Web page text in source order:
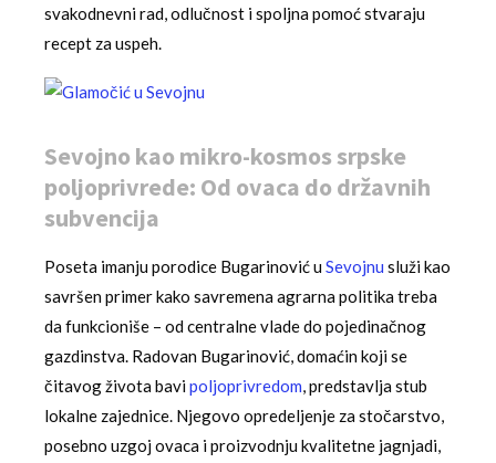
svakodnevni rad, odlučnost i spoljna pomoć stvaraju
recept za uspeh.
Sevojno kao mikro-kosmos srpske
poljoprivrede: Od ovaca do državnih
subvencija
Poseta imanju porodice Bugarinović uSevojnu služi kao
savršen primer kako savremena agrarna politika treba
da funkcioniše – od centralne vlade do pojedinačnog
gazdinstva. Radovan Bugarinović, domaćin koji se
čitavog života bavipoljoprivredom, predstavlja stub
lokalne zajednice. Njegovo opredeljenje za stočarstvo,
posebno uzgoj ovaca i proizvodnju kvalitetne jagnjadi,